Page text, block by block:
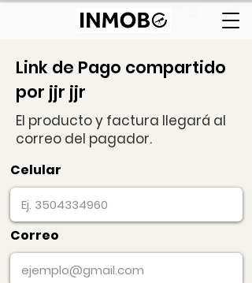
Link de Pago compartido
por jjr jjr
El producto y factura llegará al
correo del pagador.
Celular
Correo